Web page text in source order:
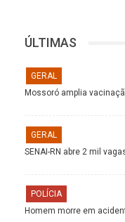
ÚLTIMAS
GERAL
Mossoró amplia
GERAL
SENAI-RN abre 2 mil
POLÍCIA
Homem morre em